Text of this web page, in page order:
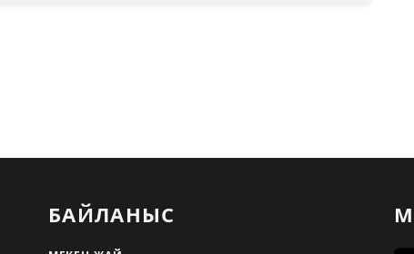
БАЙЛАНЫС